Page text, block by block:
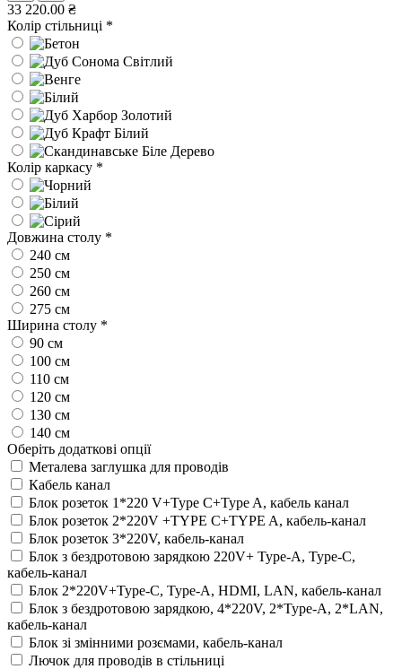
33 220.00 ₴
Колір стільниці *
Колір каркасу *
Довжина столу *
240 см
250 см
260 см
275 см
Ширина столу *
90 см
100 см
110 см
120 см
130 см
140 см
Оберіть додаткові опції
Металева заглушка для проводів
Кабель канал
Блок розеток 1*220 V+Type C+Type A, кабель канал
Блок розеток 2*220V +TYPE C+TYPE A, кабель-канал
Блок розеток 3*220V, кабель-канал
Блок з бездротовою зарядкою 220V+ Type-A, Type-C,
кабель-канал
Блок 2*220V+Type-C, Type-A, HDMI, LAN, кабель-канал
Блок з бездротовою зарядкою, 4*220V, 2*Type-A, 2*LAN,
кабель-канал
Блок зі змінними розємами, кабель-канал
Лючок для проводів в стільниці